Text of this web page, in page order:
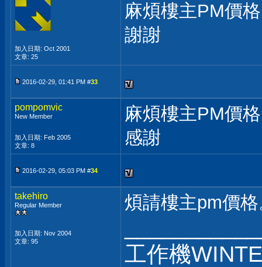
加入日期: Oct 2001
文章: 25
麻煩樓主PM價格
謝謝
2016-02-29, 01:41 PM #33
pompomvic
New Member
加入日期: Feb 2005
文章: 8
麻煩樓主PM價格
感謝
2016-02-29, 05:03 PM #34
takehiro
Regular Member
加入日期: Nov 2004
文章: 95
煩請樓主pm價
工作機